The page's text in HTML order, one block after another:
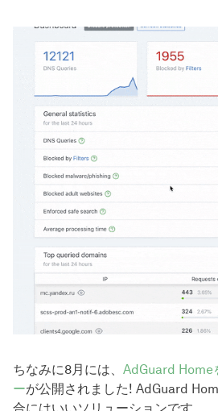
ちなみに8月には、 AdGuard Home
ーが公開されました! AdGuard